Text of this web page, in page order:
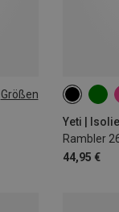
Größen
Yeti |
Rambler
44,95 €
769ML